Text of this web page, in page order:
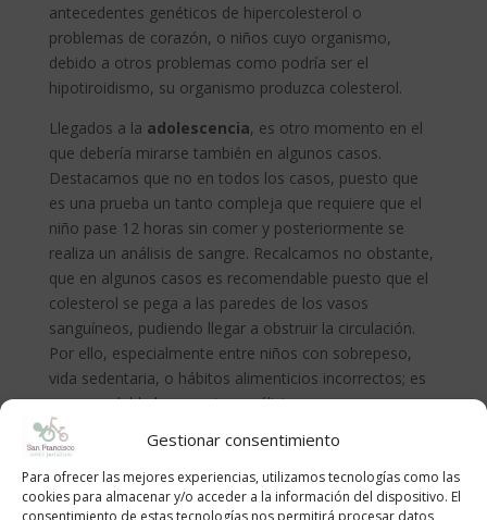
Gestionar consentimiento
Para ofrecer las mejores experiencias, utilizamos tecnologías como las
cookies para almacenar y/o acceder a la información del dispositivo. El
consentimiento de estas tecnologías nos permitirá procesar datos
antecedentes genéticos de hipercolesterol o
problemas de corazón, o niños cuyo organismo,
debido a otros problemas como podría ser el
hipotiroidismo, su organismo produzca colesterol.
Llegados a la adolescencia, es otro momento en el
que debería mirarse también en algunos casos.
Destacamos que no en todos los casos, puesto que
es una prueba un tanto compleja que requiere que el
niño pase 12 horas sin comer y posteriormente se
realiza un análisis de sangre. Recalcamos no obstante,
que en algunos casos es recomendable puesto que el
colesterol se pega a las paredes de los vasos
sanguíneos, pudiendo llegar a obstruir la circulación.
Por ello, especialmente entre niños con sobrepeso,
vida sedentaria, o hábitos alimenticios incorrectos; es
recomendable hacer estos análisis.
No obstante lo más importante siempre es la
prevención. Para ello recomendamos una dieta
equilibrada y un estilo de vida activo.